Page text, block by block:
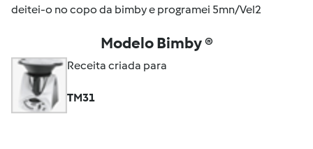
deitei-o no copo da bimby e programei 5mn/Vel2
Modelo Bimby ®
Receita criada para
TM31